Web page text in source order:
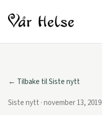
← Tilbake til Siste nytt
Siste nytt · november 13, 2019